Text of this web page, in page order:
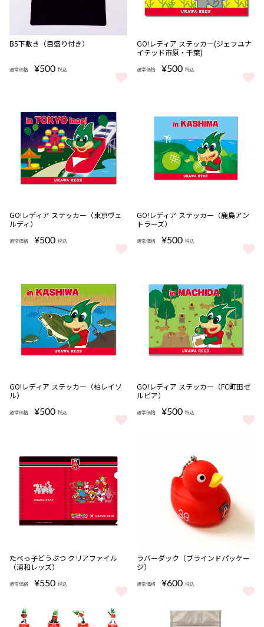
完売
B5下敷き（目盛り付き）
通常価格 ¥500 税込
B5下敷き（目盛り付き） をもっと見る
完売
GO!レディア ステッカー(ジェフユナ
イテッド市原・千葉)
通常価格 ¥500 税込
GO!レディア ステッカー(ジェフ
完売
GO!レディア ステッカー（東京ヴェ
ルディ）
通常価格 ¥500 税込
GO!レディア ステッカー（東京ヴェルディ） をもっと見る
完売
GO!レディア ステッカー（鹿島アン
トラーズ）
通常価格 ¥500 税込
GO!レディア ステッカー（鹿島
GO!レディア ステッカー（柏レイソ
ル）
通常価格 ¥500 税込
GO!レディア ステッカー（柏レイソル） をもっと見る
GO!レディア ステッカー（FC町田ゼ
ルビア）
通常価格 ¥500 税込
GO!レディア ステッカー（FC町
完売
たべっ子どうぶつ クリアファイル
（浦和レッズ）
通常価格 ¥550 税込
たべっ子どうぶつ クリアファイル（浦和レッズ） をもっと見る
ラバーダック（ブラインドパッケー
ジ）
通常価格 ¥600 税込
ラバーダック（ブラインドパッ